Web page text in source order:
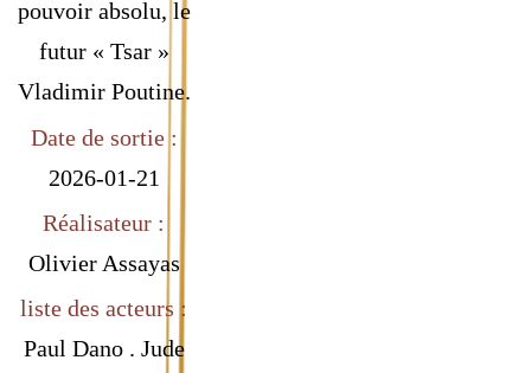
pouvoir absolu, le
futur « Tsar »
Vladimir Poutine.
Date de sortie :
2026-01-21
Réalisateur :
Olivier Assayas
liste des acteurs :
Paul Dano . Jude